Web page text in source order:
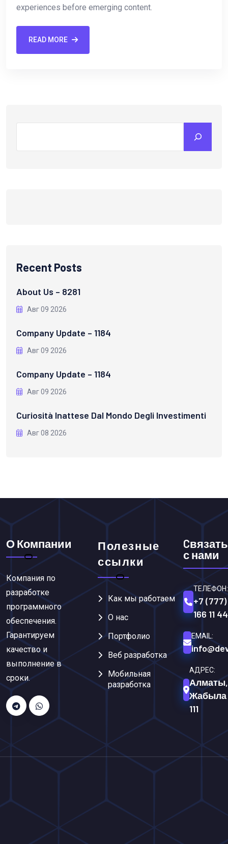
experiences before emerging content.
READ MORE
Recent Posts
About Us – 8281
Авг 09 2026
Company Update – 1184
Авг 09 2026
Company Update – 1184
Авг 09 2026
Curiosità Inattese Dal Mondo Degli Investimenti
Авг 08 2026
О Компании
Компания по
разработке
программного
обеспечения.
Гарантируем
качество и
выполнение в
сроки.
Полезные
ссылки
Как мы работаем
О нас
Портфолио
Веб разработка
Мобильная
разработка
с нами
ТЕЛЕФОН:
+7 (777)
166 11 44
EMAIL:
АДРЕС:
Алматы,
Жабыла
111